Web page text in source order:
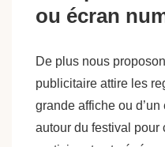
ou écran
De plus nous
publicitaire attire les
grande affiche ou
autour du festival pour